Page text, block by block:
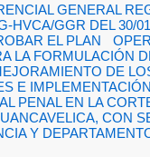
GENERAL
HVCA/GGR DEL 30/
EL PLAN
LA FORMULACIÓN
DE
E
PENAL EN LA
CON
Y